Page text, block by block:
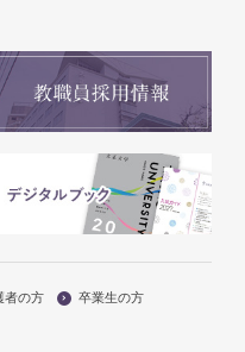
者の方
卒業生の方